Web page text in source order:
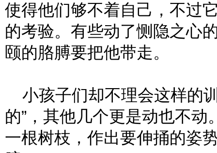
使得他们够不着自己，不过
的考验。有些动了恻隐之心
颐的胳膊要把他带走。
小孩子们却不理会这样的
的”，其他几个更是动也不
一根树枝，作出要伸捅的姿